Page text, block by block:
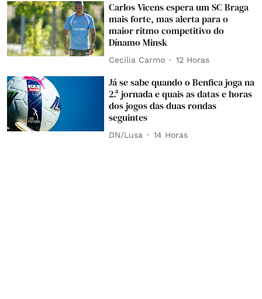
Carlos Vicens espera um SC Braga
mais forte, mas alerta para o
maior ritmo competitivo do
Dínamo Minsk
Cecília Carmo 12 Horas
Já se sabe quando o Benfica joga na
2.ª jornada e quais as datas e horas
dos jogos das duas rondas
seguintes
DN/Lusa 14 Horas